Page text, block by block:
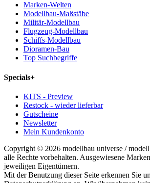
Marken-Welten
Modellbau-Maßstäbe
Militär-Modellbau
Flugzeug-Modellbau
Schiffs-Modellbau
Dioramen-Bau
Top Suchbegriffe
Specials+
KITS - Preview
Restock - wieder lieferbar
Gutscheine
Newsletter
Mein Kundenkonto
Copyright © 2026 modellbau universe /
alle Rechte vorbehalten. Ausgewiesene
jeweiligen Eigentümern.
Mit der Benutzung dieser Seite erkennen Sie